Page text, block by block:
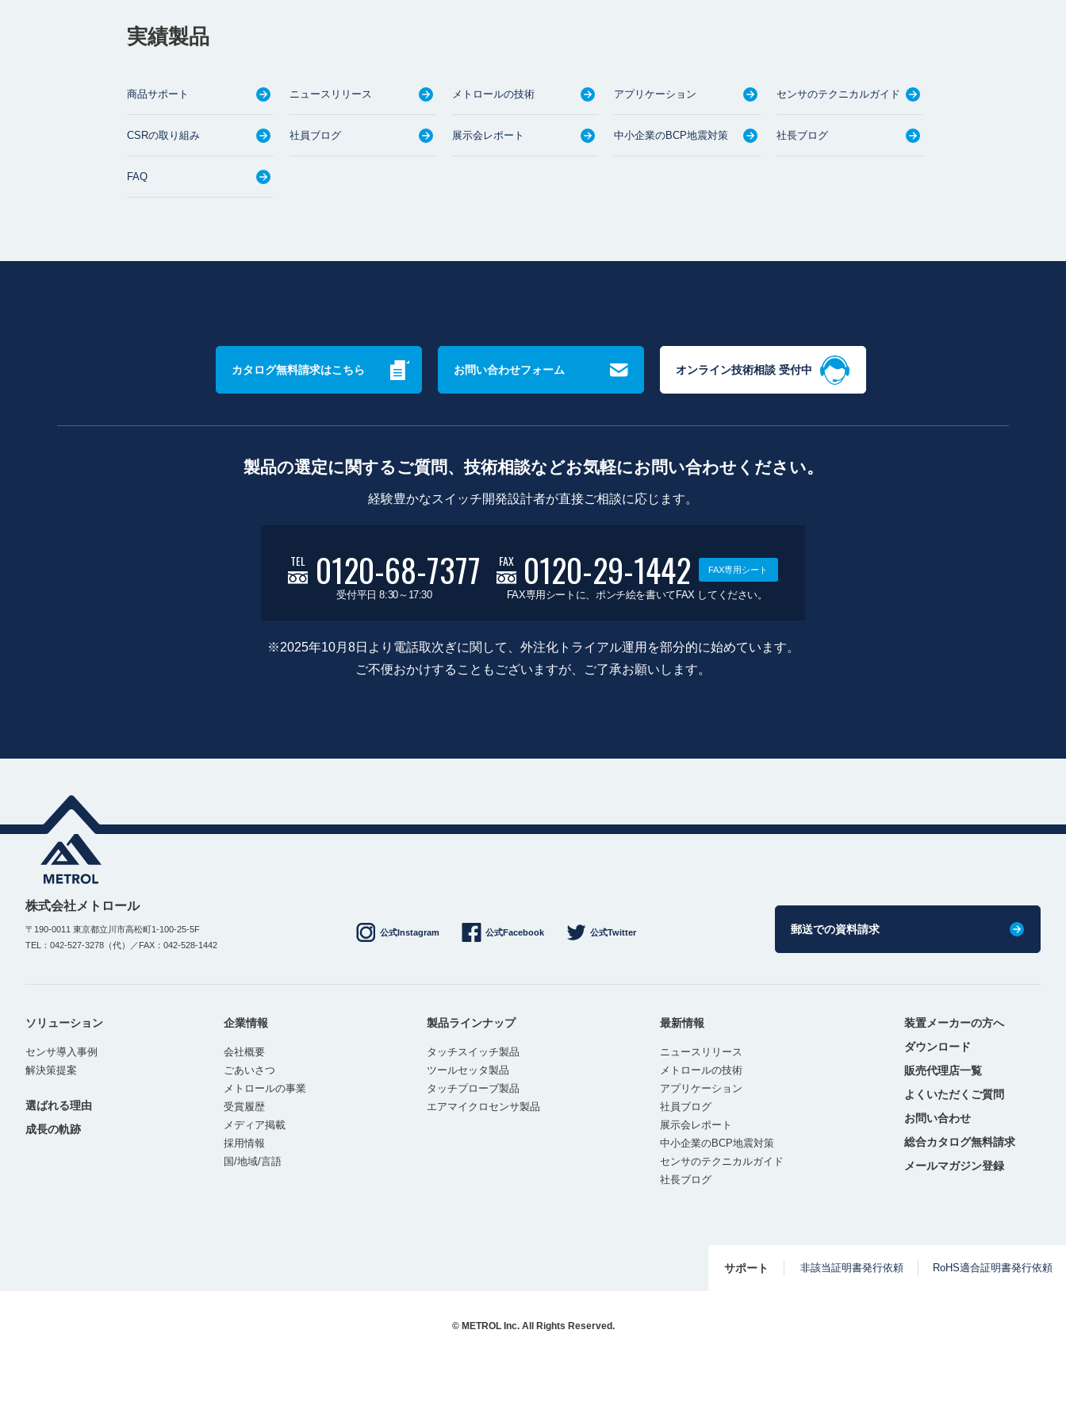
実績製品
商品サポート ニュースリリース メトロールの技術 アプリケーション センサのテクニカルガイド
CSRの取り組み 社員ブログ 展示会レポート 中小企業のBCP地震対策 社長ブログ
FAQ
カタログ無料請求はこちら お問い合わせフォーム オンライン技術相談 受付中
製品の選定に関するご質問、技術相談などお気軽にお問い合わせください。
経験豊かなスイッチ開発設計者が直接ご相談に応じます。
TEL 0120-68-7377
受付平日 8:30～17:30
FAX 0120-29-1442 FAX専用シート
FAX専用シートに、ポンチ絵を書いてFAX してください。
※2025年10月8日より電話取次ぎに関して、外注化トライアル運用を部分的に始めています。
ご不便おかけすることもございますが、ご了承お願いします。
株式会社メトロール
〒190-0011 東京都立川市高松町1-100-25-5F
TEL：042-527-3278（代）／FAX：042-528-1442
公式Instagram 公式Facebook 公式Twitter 郵送での資料請求
ソリューション
センサ導入事例
解決策提案
選ばれる理由
成長の軌跡
企業情報
会社概要
ごあいさつ
メトロールの事業
受賞履歴
メディア掲載
採用情報
国/地域/言語
製品ラインナップ
タッチスイッチ製品
ツールセッタ製品
タッチプローブ製品
エアマイクロセンサ製品
最新情報
ニュースリリース
メトロールの技術
アプリケーション
社員ブログ
展示会レポート
中小企業のBCP地震対策
センサのテクニカルガイド
社長ブログ
装置メーカーの方へ
ダウンロード
販売代理店一覧
よくいただくご質問
お問い合わせ
総合カタログ無料請求
メールマガジン登録
サポート 非該当証明書発行依頼 RoHS適合証明書発行依頼
© METROL Inc. All Rights Reserved.